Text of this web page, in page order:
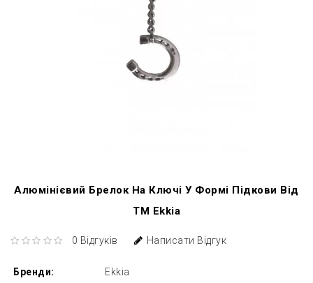
Алюмінієвий Брелок На Ключі У Формі Підкови Від
ТМ Ekkia
0 Відгуків Написати Відгук
Бренди:
Ekkia